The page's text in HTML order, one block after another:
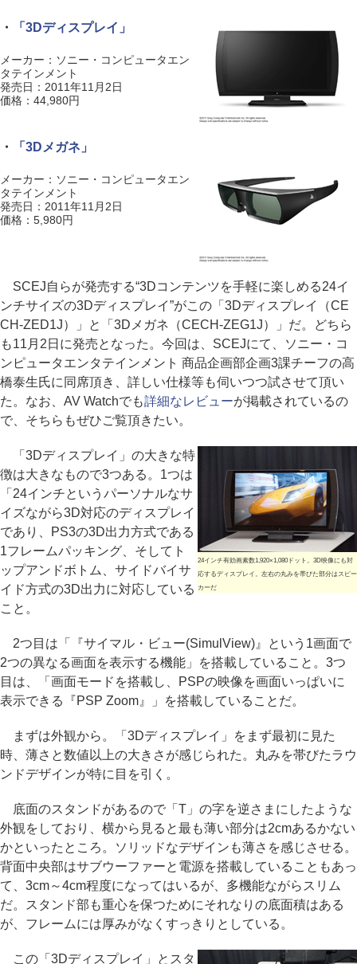
・ 「3Dディスプレイ」
メーカー：ソニー・コンピュータエン
タテインメント
発売日：2011年11月2日
価格：44,980円
・ 「3Dメガネ」
メーカー：ソニー・コンピュータエン
タテインメント
発売日：2011年11月2日
価格：5,980円
SCEJ自らが発売する“3Dコンテンツを手軽に楽しめる24イ
ンチサイズの3Dディスプレイ”がこの「3Dディスプレイ（CE
CH-ZED1J）」と「3Dメガネ（CECH-ZEG1J）」だ。どちら
も11月2日に発売となった。今回は、SCEJにて、ソニー・コ
ンピュータエンタテインメント 商品企画部企画3課チーフの高
橋泰生氏に同席頂き、詳しい仕様等も伺いつつ試させて頂い
た。なお、AV Watchでも詳細なレビューが掲載されているの
で、そちらもぜひご覧頂きたい。
24インチ有効画素数1,920×1,080ドット。3D映像にも対
応するディスプレイ。左右の丸みを帯びた部分はスピー
カーだ
「3Dディスプレイ」の大きな特
徴は大きなもので3つある。1つは
「24インチというパーソナルなサ
イズながら3D対応のディスプレイ
であり、PS3の3D出力方式である
1フレームパッキング、そしてト
ップアンドボトム、サイドバイサ
イド方式の3D出力に対応している
こと。
2つ目は「『サイマル・ビュー(SimulView)』という1画面で
2つの異なる画面を表示する機能」を搭載していること。3つ
目は、「画面モードを搭載し、PSPの映像を画面いっぱいに
表示できる『PSP Zoom』」を搭載していることだ。
まずは外観から。「3Dディスプレイ」をまず最初に見た
時、薄さと数値以上の大きさが感じられた。丸みを帯びたラウ
ンドデザインが特に目を引く。
底面のスタンドがあるので「T」の字を逆さまにしたような
外観をしており、横から見ると最も薄い部分は2cmあるかない
かといったところ。ソリッドなデザインも薄さを感じさせる。
背面中央部はサブウーファーと電源を搭載していることもあっ
て、3cm～4cm程度になってはいるが、多機能ながらスリム
だ。スタンド部も重心を保つためにそれなりの底面積はある
が、フレームには厚みがなくすっきりとしている。
この「3Dディスプレイ」とスタ